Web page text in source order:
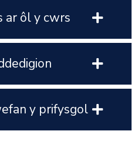
ar ôl y cwrs
y prifysgol